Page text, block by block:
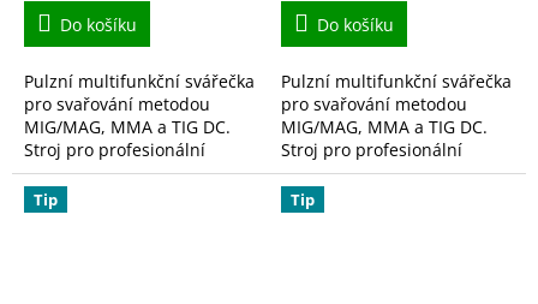
Do košíku
Pulzní multifunkční svářečka
pro svařování metodou
MIG/MAG, MMA a TIG DC.
Stroj pro profesionální
svářeče, kteří očekávají
nejen vysoký výkon stroje,
ale zároveň vysokou...
Do košíku
Pulzní multifunkční svářečka
pro svařování metodou
MIG/MAG, MMA a TIG DC.
Stroj pro profesionální
svářeče, kteří očekávají
nejen vysoký výkon stroje,
ale zároveň vysokou...
Tip Tip